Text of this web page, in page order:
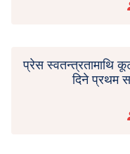
प्रेस स्वतन्त्रतामाथि
दिने प्रथम